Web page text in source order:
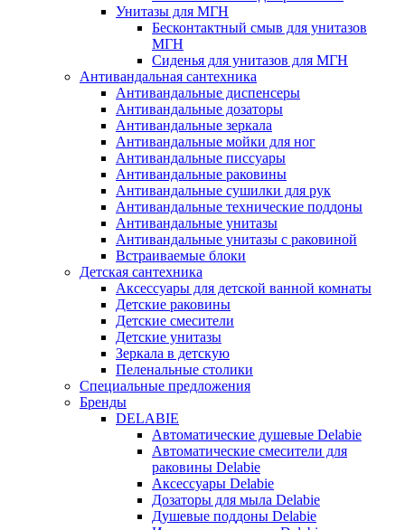
Унитазы для МГН
Бесконтактный смыв для унитазов
МГН
Сиденья для унитазов для МГН
Антивандальная сантехника
Антивандальные диспенсеры
Антивандальные дозаторы
Антивандальные зеркала
Антивандальные мойки для ног
Антивандальные писсуары
Антивандальные раковины
Антивандальные сушилки для рук
Антивандальные технические поддоны
Антивандальные унитазы
Антивандальные унитазы с раковиной
Встраиваемые блоки
Детская сантехника
Аксессуары для детской ванной комнаты
Детские раковины
Детские смесители
Детские унитазы
Зеркала в детскую
Пеленальные столики
Специальные предложения
Бренды
DELABIE
Автоматические душевые Delabie
Автоматические смесители для
раковины Delabie
Аксессуары Delabie
Дозаторы для мыла Delabie
Душевые поддоны Delabie